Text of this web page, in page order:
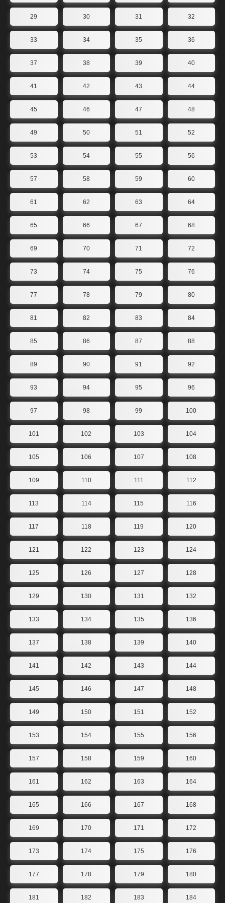
29 30 31 32
33 34 35 36
37 38 39 40
41 42 43 44
45 46 47 48
49 50 51 52
53 54 55 56
57 58 59 60
61 62 63 64
65 66 67 68
69 70 71 72
73 74 75 76
77 78 79 80
81 82 83 84
85 86 87 88
89 90 91 92
93 94 95 96
97 98 99 100
101 102 103 104
105 106 107 108
109 110 111 112
113 114 115 116
117 118 119 120
121 122 123 124
125 126 127 128
129 130 131 132
133 134 135 136
137 138 139 140
141 142 143 144
145 146 147 148
149 150 151 152
153 154 155 156
157 158 159 160
161 162 163 164
165 166 167 168
169 170 171 172
173 174 175 176
177 178 179 180
181 182 183 184